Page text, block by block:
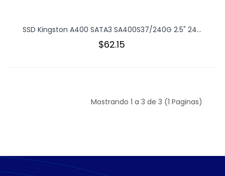
SSD Kingston A400 SATA3 SA400S37/240G 2.5" 24...
$62.15
Mostrando 1 a 3 de 3 (1 Paginas)